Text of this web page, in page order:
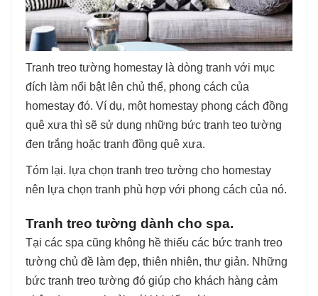
Tranh treo tường homestay là dòng tranh với mục
đích làm nổi bật lên chủ thể, phong cách của
homestay đó. Ví dụ, một homestay phong cách đồng
quê xưa thì sẽ sử dụng những bức tranh teo tường
đen trắng hoặc tranh đồng quê xưa.
Tóm lại. lựa chọn tranh treo tường cho homestay
nên lựa chọn tranh phù hợp với phong cách của nó.
Tranh treo tường dành cho spa.
Tại các spa cũng không hề thiếu các bức tranh treo
tường chủ đề làm đẹp, thiên nhiên, thư giản. Những
bức tranh treo tường đó giúp cho khách hàng cảm